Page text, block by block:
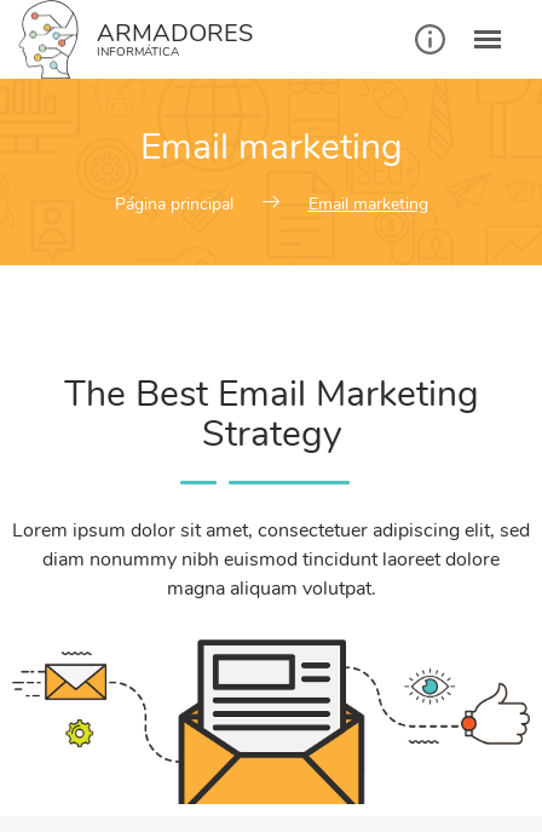
ARMADORES
INFORMÁTICA
Email marketing
Página principal Email marketing
The Best Email Marketing
Strategy
Lorem ipsum dolor sit amet, consectetuer adipiscing elit, sed
diam nonummy nibh euismod tincidunt laoreet dolore
magna aliquam volutpat.